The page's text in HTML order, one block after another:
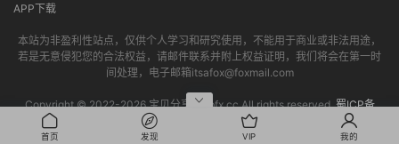
APP下载
本站为非盈利性站点，仅供个人学习和研究使用，不能用于商业或非法用途，
若是无意侵犯您的合法权益，请邮件联系并附上权益证明，我们将会在第一时
间处理，电子邮箱itsafox@foxmail.com
Copyright © 2022-2026 宝贝分享网bbfx.cc All rights reserved.蜀ICP备
2022013802号-4
首页 发现 VIP 我的